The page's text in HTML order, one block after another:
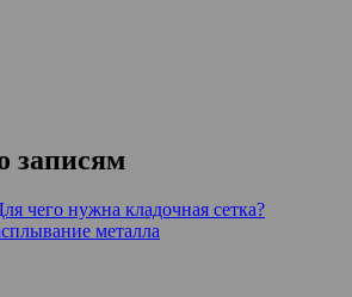
записям
чего нужна кладочная сетка?
металла